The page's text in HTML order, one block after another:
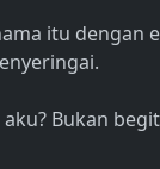
itu dengan
Bukan